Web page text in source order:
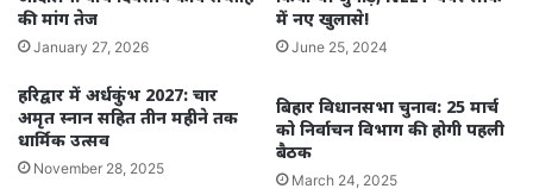
की मांग तेज
January 27, 2026
में नए खुलासे!
June 25, 2024
हरिद्वार में अर्धकुंभ 2027: चार
अमृत स्नान सहित तीन महीने तक
धार्मिक उत्सव
November 28, 2025
बिहार विधानसभा चुनाव: 25 मार्च
को निर्वाचन विभाग की होगी पहली
बैठक
March 24, 2025